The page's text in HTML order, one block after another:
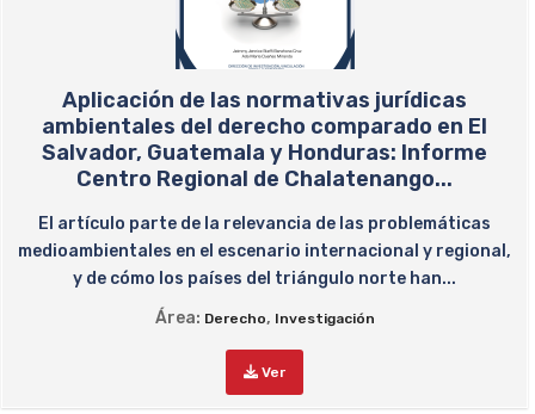
Aplicación de las normativas jurídicas
ambientales del derecho comparado en El
Salvador, Guatemala y Honduras: Informe
Centro Regional de Chalatenango...
El artículo parte de la relevancia de las problemáticas
medioambientales en el escenario internacional y regional,
y de cómo los países del triángulo norte han...
Área: Derecho, Investigación
Ver